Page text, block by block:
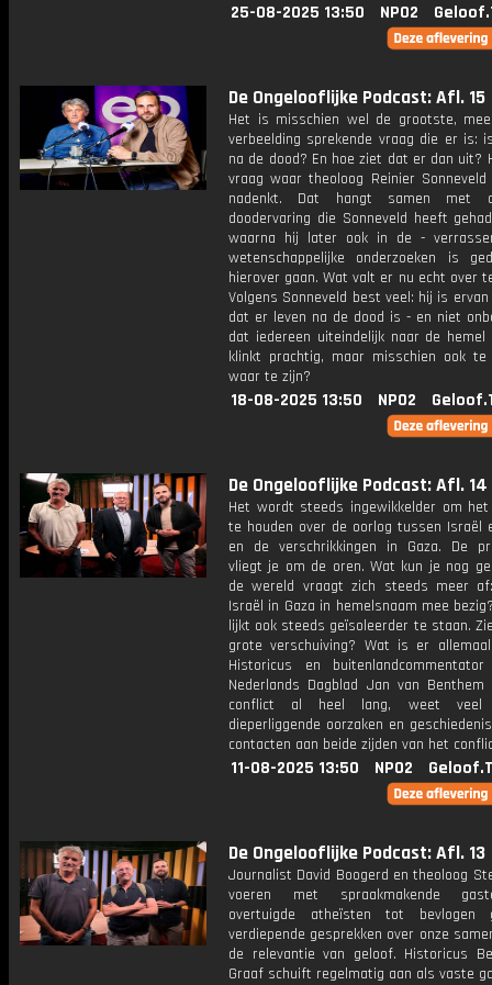
25-08-2025 13:50 NPO2
De Ongelooflijke Podcast: Afl. 15
Het is misschien wel de grootste,
verbeelding sprekende vraag die er is:
na de dood? En hoe ziet dat er dan uit?
vraag waar theoloog Reinier
nadenkt. Dat hangt samen met
doodervaring die Sonneveld heeft
waarna hij later ook in de -
wetenschappelijke onderzoeken is
hierover gaan. Wat valt er nu echt over
Volgens Sonneveld best veel: hij is
dat er leven na de dood is - en niet
dat iedereen uiteindelijk naar de hemel
klinkt prachtig, maar misschien ook
waar te zijn?
18-08-2025 13:50 NPO2
De Ongelooflijke Podcast: Afl. 14
Het wordt steeds ingewikkelder om
te houden over de oorlog tussen Israël
en de verschrikkingen in Gaza. De
vliegt je om de oren. Wat kun je nog
de wereld vraagt zich steeds meer
Israël in Gaza in hemelsnaam mee
lijkt ook steeds geïsoleerder te staan.
grote verschuiving? Wat is er
Historicus en
Nederlands Dagblad Jan van
conflict al heel lang, weet
dieperliggende oorzaken en
contacten aan beide zijden van het
11-08-2025 13:50 NPO2
De Ongelooflijke Podcast: Afl. 13
Journalist David Boogerd en theoloog
voeren met spraakmakende
overtuigde atheïsten tot bevlogen
verdiepende gesprekken over onze
de relevantie van geloof. Historicus
Graaf schuift regelmatig aan als vaste